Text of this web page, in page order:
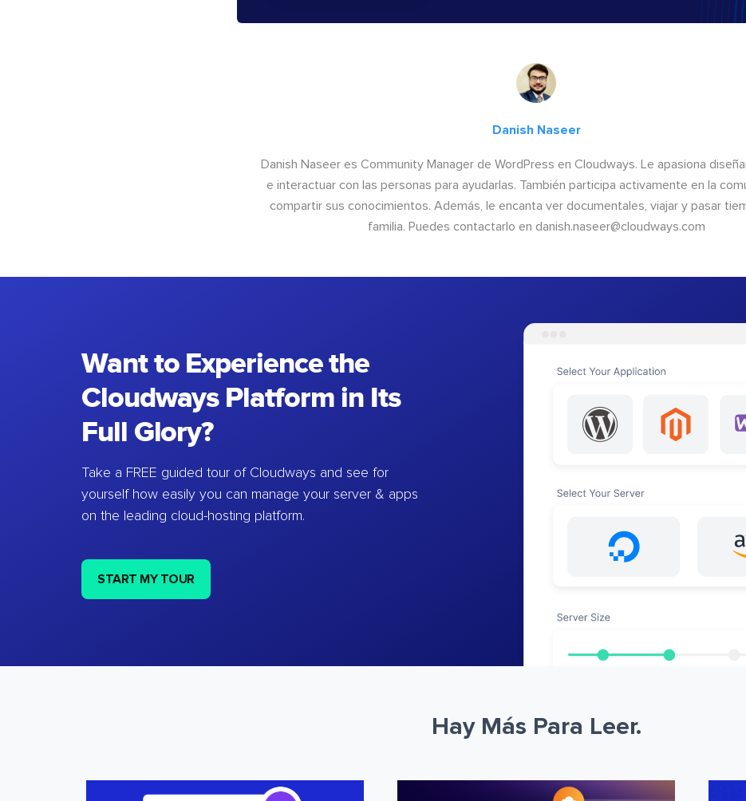
Danish Naseer
Danish Naseer es Community Manager de WordPress en Cloudways. Le apasiona
e interactuar con las personas para ayudarlas. También participa activamente en la
compartir sus conocimientos. Además, le encanta ver documentales, viajar y pasar
familia. Puedes contactarlo en danish.naseer@cloudways.com
Want to Experience the
Cloudways Platform in Its
Full Glory?
Take a FREE guided tour of Cloudways and see for
yourself how easily you can manage your server & apps
on the leading cloud-hosting platform.
START MY TOUR
Hay Más Para Leer.